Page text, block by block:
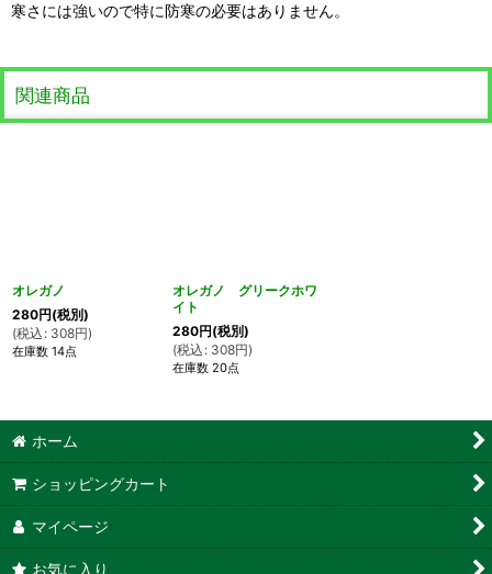
寒さには強いので特に防寒の必要はありません。
関連商品
オレガノ
280円(税別)
(税込 : 308円)
在庫数 14点
オレガノ グリークホワ
イト
280円(税別)
(税込 : 308円)
在庫数 20点
ホーム
ショッピングカート
マイページ
お気に入り